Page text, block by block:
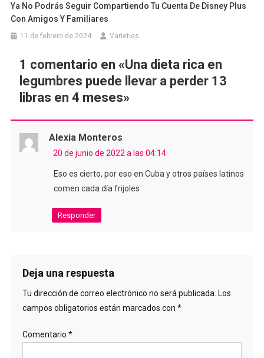
Ya No Podrás Seguir Compartiendo Tu Cuenta De Disney Plus
Con Amigos Y Familiares
11 de febrero de 2024 Varieties
1 comentario en «Una dieta rica en
legumbres puede llevar a perder 13
libras en 4 meses»
Alexia Monteros
20 de junio de 2022 a las 04:14
Eso es cierto, por eso en Cuba y otros países latinos
comen cada día frijoles
Responder
Deja una respuesta
Tu dirección de correo electrónico no será publicada. Los
campos obligatorios están marcados con *
Comentario *